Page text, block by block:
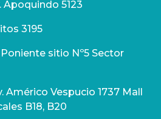
Apoquindo 5123
3195
sitio Nº5 Sector
Américo Vespucio 1737 Mall
B18, B20